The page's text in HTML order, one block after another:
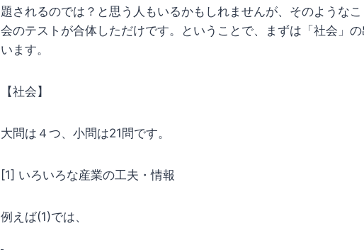
題されるのでは？と思う人もいるかもしれませんが、そのような
会のテストが合体しただけです。ということで、まずは「社会」
います。
【社会】
大問は４つ、小問は21問です。
[1] いろいろな産業の工夫・情報
例えば(1)では、